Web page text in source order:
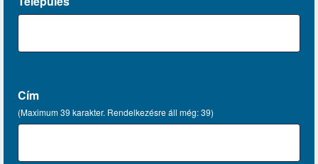
Cím
(Maximum 39 karakter. Rendelkezésre áll még:39)